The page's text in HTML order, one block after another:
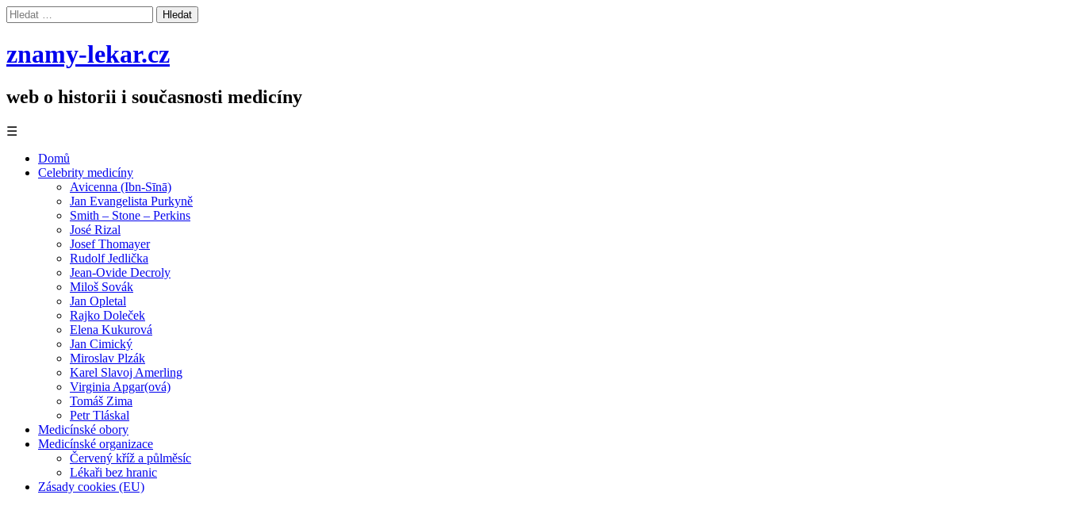
Vyhledávání
znamy-lekar.cz
web o historii i současnosti medicíny
☰
Domů
Celebrity medicíny
Avicenna (Ibn-Sīnā)
Jan Evangelista Purkyně
Smith – Stone – Perkins
José Rizal
Josef Thomayer
Rudolf Jedlička
Jean-Ovide Decroly
Miloš Sovák
Jan Opletal
Rajko Doleček
Elena Kukurová
Jan Cimický
Miroslav Plzák
Karel Slavoj Amerling
Virginia Apgar(ová)
Tomáš Zima
Petr Tláskal
Medicínské obory
Medicínské organizace
Červený kříž a půlměsíc
Lékaři bez hranic
Zásady cookies (EU)